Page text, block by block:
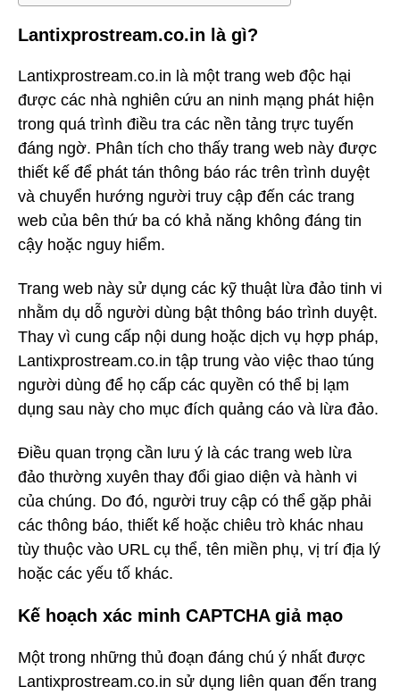
Lantixprostream.co.in là gì?
Lantixprostream.co.in là một trang web độc hại
được các nhà nghiên cứu an ninh mạng phát hiện
trong quá trình điều tra các nền tảng trực tuyến
đáng ngờ. Phân tích cho thấy trang web này được
thiết kế để phát tán thông báo rác trên trình duyệt
và chuyển hướng người truy cập đến các trang
web của bên thứ ba có khả năng không đáng tin
cậy hoặc nguy hiểm.
Trang web này sử dụng các kỹ thuật lừa đảo tinh vi
nhằm dụ dỗ người dùng bật thông báo trình duyệt.
Thay vì cung cấp nội dung hoặc dịch vụ hợp pháp,
Lantixprostream.co.in tập trung vào việc thao túng
người dùng để họ cấp các quyền có thể bị lạm
dụng sau này cho mục đích quảng cáo và lừa đảo.
Điều quan trọng cần lưu ý là các trang web lừa
đảo thường xuyên thay đổi giao diện và hành vi
của chúng. Do đó, người truy cập có thể gặp phải
các thông báo, thiết kế hoặc chiêu trò khác nhau
tùy thuộc vào URL cụ thể, tên miền phụ, vị trí địa lý
hoặc các yếu tố khác.
Kế hoạch xác minh CAPTCHA giả mạo
Một trong những thủ đoạn đáng chú ý nhất được
Lantixprostream.co.in sử dụng liên quan đến trang